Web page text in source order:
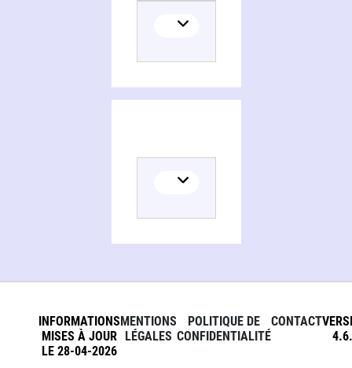
INFORMATIONS
MISES À JOUR
LE 28-04-2026
MENTIONS
LÉGALES
POLITIQUE DE
CONFIDENTIALITÉ
CONTACT